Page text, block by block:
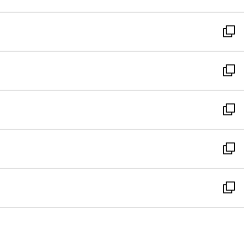
開
く
ウ
で
開
く
ン
ド
ウ
で
開
く
ウ
ィ
ン
ド
ウ
で
開
く
し
い
ウ
ィ
ン
ド
ウ
で
開
く
新
し
い
ウ
ィ
ン
ド
ウ
で
開
新
し
い
ウ
ィ
ン
ド
ウ
新
し
い
ウ
ィ
ン
新
し
い
ウ
新
し